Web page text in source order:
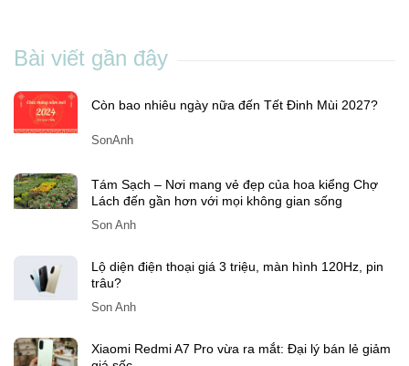
Bài viết gần đây
Còn bao nhiêu ngày nữa đến Tết Đinh Mùi 2027?
SonAnh
Tám Sạch – Nơi mang vẻ đẹp của hoa kiểng Chợ
Lách đến gần hơn với mọi không gian sống
Son Anh
Lộ diện điện thoại giá 3 triệu, màn hình 120Hz, pin
trâu?
Son Anh
Xiaomi Redmi A7 Pro vừa ra mắt: Đại lý bán lẻ giảm